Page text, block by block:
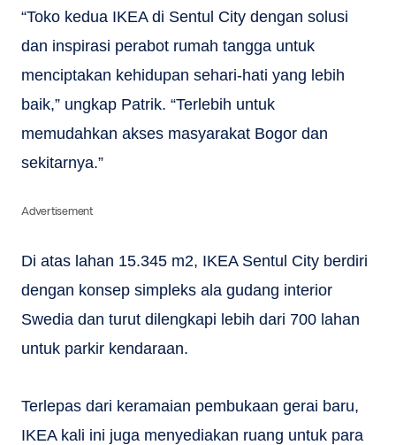
“Toko kedua IKEA di Sentul City dengan solusi
dan inspirasi perabot rumah tangga untuk
menciptakan kehidupan sehari-hati yang lebih
baik,” ungkap Patrik. “Terlebih untuk
memudahkan akses masyarakat Bogor dan
sekitarnya.”
Advertisement
Di atas lahan 15.345 m2, IKEA Sentul City berdiri
dengan konsep simpleks ala gudang interior
Swedia dan turut dilengkapi lebih dari 700 lahan
untuk parkir kendaraan.
Terlepas dari keramaian pembukaan gerai baru,
IKEA kali ini juga menyediakan ruang untuk para